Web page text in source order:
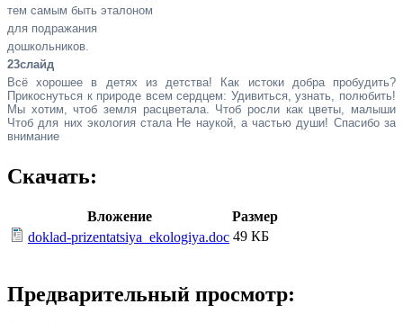
тем самым быть эталоном
для подражания
дошкольников.
23слайд
Всё хорошее в детях из детства! Как истоки добра пробудить?
Прикоснуться к природе всем сердцем: Удивиться, узнать, полюбить!
Мы хотим, чтоб земля расцветала. Чтоб росли как цветы, малыши
Чтоб для них экология стала Не наукой, а частью души! Спасибо за
внимание
Скачать:
Вложение
Размер
doklad-prizentatsiya_ekologiya.doc 49 КБ
Предварительный просмотр: